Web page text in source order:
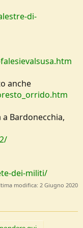
di-
anche
Bardonecchia,
dei-militi/
modifica: 2 Giugno 2020